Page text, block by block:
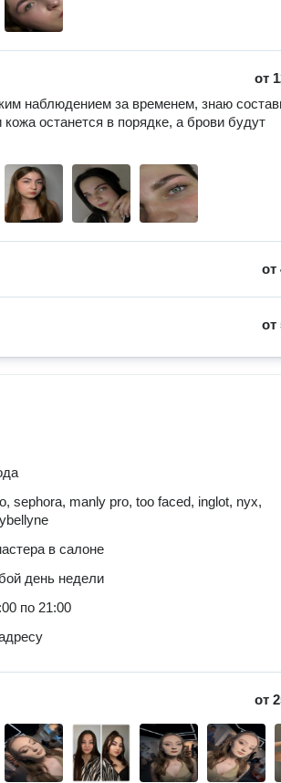
от
наблюдением за временем, знаю
останется в порядке, а брови будут
от
от
sephora, manly pro, too faced, inglot, nyx,
в салоне
день недели
по 21:00
от